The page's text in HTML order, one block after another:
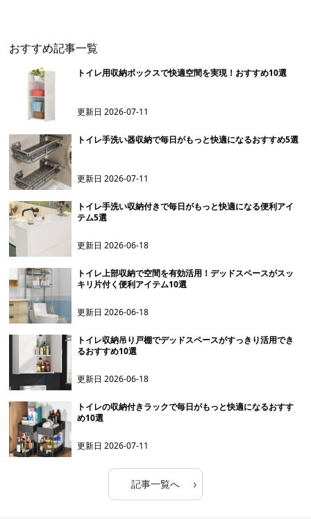
おすすめ記事一覧
トイレ用収納ボックスで快適空間を実現！おすすめ10選
更新日2026-07-11
トイレ手洗い器収納で毎日がもっと快適になるおすすめ5選
更新日2026-07-11
トイレ手洗い収納付きで毎日がもっと快適になる便利アイ
テム5選
更新日2026-06-18
トイレ上部収納で空間を有効活用！デッドスペースがスッ
キリ片付く便利アイテム10選
更新日2026-06-18
トイレ収納吊り戸棚でデッドスペースがすっきり活用でき
るおすすめ10選
更新日2026-06-18
トイレの収納付きラックで毎日がもっと快適になるおすす
め10選
更新日2026-07-11
記事一覧へ ›